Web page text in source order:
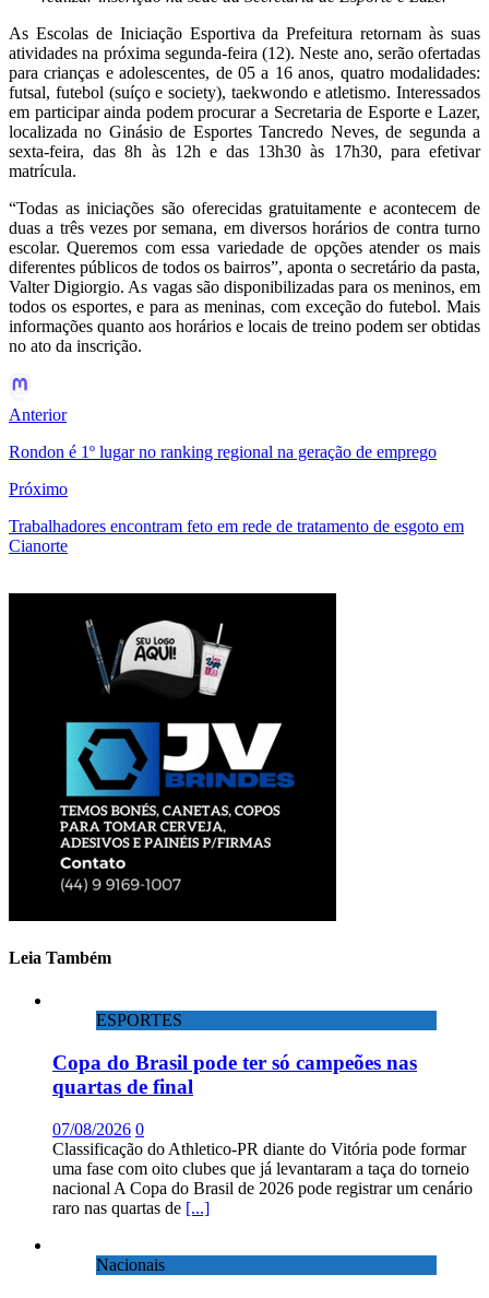
retornam
próxima
semana
As Escolas de Iniciação Esportiva da Prefeitura retornam às suas
atividades na próxima segunda-feira (12). Neste ano, serão ofertadas
para crianças e adolescentes, de 05 a 16 anos, quatro modalidades:
futsal, futebol (suíço e society), taekwondo e atletismo. Interessados
em participar ainda podem procurar a Secretaria de Esporte e Lazer,
localizada no Ginásio de Esportes Tancredo Neves, de segunda a
sexta-feira, das 8h às 12h e das 13h30 às 17h30, para efetivar
matrícula.
“Todas as iniciações são oferecidas gratuitamente e acontecem de
duas a três vezes por semana, em diversos horários de contra turno
escolar. Queremos com essa variedade de opções atender os mais
diferentes públicos de todos os bairros”, aponta o secretário da pasta,
Valter Digiorgio. As vagas são disponibilizadas para os meninos, em
todos os esportes, e para as meninas, com exceção do futebol. Mais
informações quanto aos horários e locais de treino podem ser obtidas
no ato da inscrição.
Anterior
Rondon é 1º lugar no ranking regional na geração de emprego
Próximo
Trabalhadores encontram feto em rede de tratamento de esgoto em
Cianorte
Leia Também
ESPORTES
Copa do Brasil pode ter só campeões nas
quartas de final
07/08/2026 0
Classificação do Athletico-PR diante do Vitória pode formar
uma fase com oito clubes que já levantaram a taça do torneio
nacional A Copa do Brasil de 2026 pode registrar um cenário
raro nas quartas de [...]
Nacionais